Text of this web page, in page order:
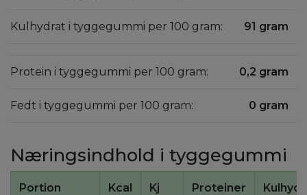
Kulhydrat i tyggegummi per 100 gram: 91 gram
Protein i tyggegummi per 100 gram: 0,2 gram
Fedt i tyggegummi per 100 gram: 0 gram
Næringsindhold i tyggegummi
Portion Kcal Kj Proteiner